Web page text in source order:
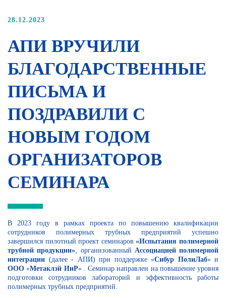
28.12.2023
АПИ ВРУЧИЛИ
БЛАГОДАРСТВЕННЫЕ
ПИСЬМА И
ПОЗДРАВИЛИ С
НОВЫМ ГОДОМ
ОРГАНИЗАТОРОВ
СЕМИНАРА
В 2023 году в рамках проекта по повышению квалификации
сотрудников полимерных трубных предприятий успешно
завершился пилотный проект семинаров«Испытания полимерной
трубной продукции» , организованный Ассоциацией полимерной
интеграции (далее - АПИ) при поддержке «Сибур ПолиЛаб»и
ООО«Метаклэй ИиР». Семинар направлен на повышение уровня
подготовки сотрудников лабораторий и эффективность работы
полимерных трубных предприятий.